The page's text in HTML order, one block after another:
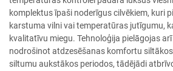
komplektus īpaši noderīgus cilvēkiem, kuri
karstuma vilni vai temperatūras jutīgumu,
kvalitatīvu miegu. Tehnoloģija pielāgojas
nodrošinot atdzesēšanas komfortu
siltumu aukstākos periodos, tādējādi